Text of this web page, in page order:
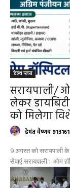
हेल्थ प्लस
सरायपाली/
लेकर
को मिलेगा
हेमंत वैष्णव
9 अगस्त को सरायपाली
सेवाएं सरायपाली। ओम